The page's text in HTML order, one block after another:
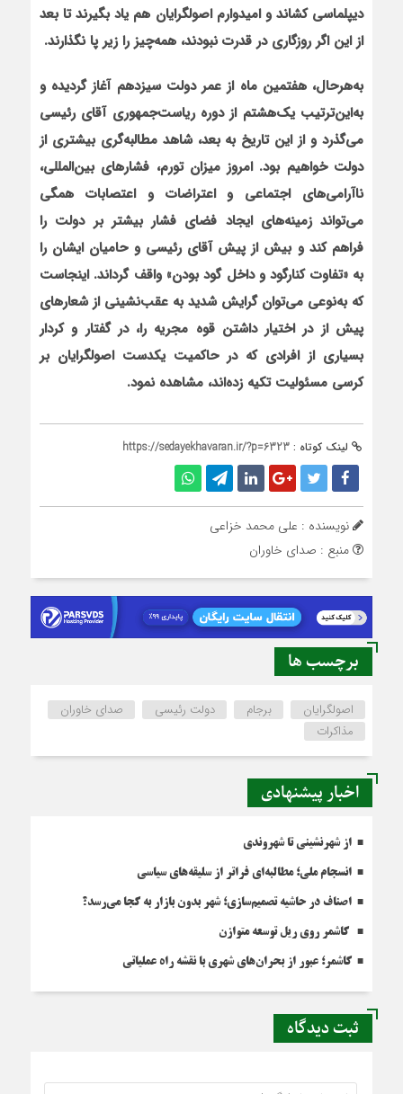
دیپلماسی کشاند و امیدوارم اصولگرایان هم یاد بگیرند تا بعد
از این اگر روزگاری در قدرت نبودند، همه‌چیز را زیر پا نگذارند.
به‌هرحال، هفتمین ماه از عمر دولت سیزدهم آغاز گردیده و
به‌این‌ترتیب یک‌هشتم از دوره ریاست‌جمهوری آقای رئیسی
می‌گذرد و از این تاریخ به بعد، شاهد مطالبه‌گری بیشتری از
دولت خواهیم بود. امروز میزان تورم، فشارهای بین‌المللی،
ناآرامی‌های اجتماعی و اعتراضات و اعتصابات همگی
می‌تواند زمینه‌های ایجاد فضای فشار بیشتر بر دولت را
فراهم کند و بیش از پیش آقای رئیسی و حامیان ایشان را
به «تفاوت کنارگود و داخل گود بودن» واقف گرداند. اینجاست
که به‌نوعی می‌توان گرایش شدید به عقب‌نشینی از شعارهای
پیش از در اختیار داشتن قوه مجریه را، در گفتار و کردار
بسیاری از افرادی که در حاکمیت یکدست اصولگرایان بر
کرسی مسئولیت تکیه زده‌اند، مشاهده نمود.
لینک کوتاه : https://sedayekhavaran.ir/?p=6323
نویسنده : علی محمد خزاعی
منبع : صدای خاوران
برچسب ها
اصولگرایان برجام دولت رئیسی
صدای خاوران
مذاکرات
اخبار پیشنهادی
از شهرنشینی تا شهروندی
انسجام ملی؛ مطالبه‌ای فراتر از سلیقه‌های سیاسی
اصناف در حاشیه تصمیم‌سازی؛ شهر بدون بازار به کجا می‌رسد؟
کاشمر روی ریل توسعه متوازن
کاشمر؛ عبور از بحران‌های شهری با نقشه راه عملیاتی
ثبت دیدگاه